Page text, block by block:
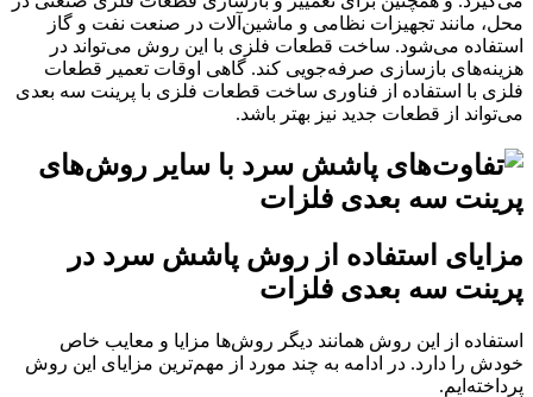
محل، مانند تجهیزات نظامی و ماشین‌آلات در صنعت نفت و گاز
استفاده می‌شود. ساخت قطعات فلزی با این روش می‌تواند در
هزینه‌های بازسازی صرفه‌جویی کند. گاهی اوقات تعمیر قطعات
فلزی با استفاده از فناوری ساخت قطعات فلزی با پرینت سه بعدی
می‌تواند از قطعات جدید نیز بهتر باشد.
مزایای استفاده از روش پاشش سرد در
پرینت سه بعدی فلزات
استفاده از این روش همانند دیگر روش‌ها مزایا و معایب خاص
خودش را دارد. در ادامه به چند مورد از مهم‌ترین مزایای این روش
پرداخته‌ایم.